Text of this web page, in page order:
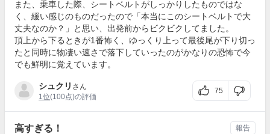
また、乗車した際、シートベルトがしっかりしたものではな
く、緩い感じのものだったので「本当にこのシートベルトで大
丈夫なのか？」と思い、出発前からビクビクしてました。
頂上から下るときが1番怖く、ゆっくり上って最後尾が下り切っ
たと同時に物凄い速さで落下していったのがかなりの恐怖で今
でも鮮明に覚えています。
シュクリ さん
1位(100点)の評価
75
高すぎる！ 報告